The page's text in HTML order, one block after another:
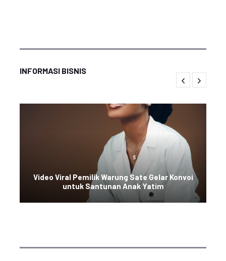
INFORMASI BISNIS
Video Viral Pemilik Warung Sate Gelar Konvoi
untuk Santunan Anak Yatim